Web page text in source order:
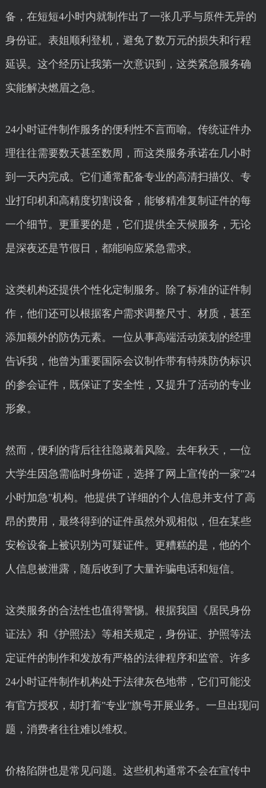
备，在短短4小时内就制作出了一张几乎与原件无异的
身份证。表姐顺利登机，避免了数万元的损失和行程
延误。这个经历让我第一次意识到，这类紧急服务确
实能解决燃眉之急。
24小时证件制作服务的便利性不言而喻。传统证件办
理往往需要数天甚至数周，而这类服务承诺在几小时
到一天内完成。它们通常配备专业的高清扫描仪、专
业打印机和高精度切割设备，能够精准复制证件的每
一个细节。更重要的是，它们提供全天候服务，无论
是深夜还是节假日，都能响应紧急需求。
这类机构还提供个性化定制服务。除了标准的证件制
作，他们还可以根据客户需求调整尺寸、材质，甚至
添加额外的防伪元素。一位从事高端活动策划的经理
告诉我，他曾为重要国际会议制作带有特殊防伪标识
的参会证件，既保证了安全性，又提升了活动的专业
形象。
然而，便利的背后往往隐藏着风险。去年秋天，一位
大学生因急需临时身份证，选择了网上宣传的一家"24
小时加急"机构。他提供了详细的个人信息并支付了高
昂的费用，最终得到的证件虽然外观相似，但在某些
安检设备上被识别为可疑证件。更糟糕的是，他的个
人信息被泄露，随后收到了大量诈骗电话和短信。
这类服务的合法性也值得警惕。根据我国《居民身份
证法》和《护照法》等相关规定，身份证、护照等法
定证件的制作和发放有严格的法律程序和监管。许多
24小时证件制作机构处于法律灰色地带，它们可能没
有官方授权，却打着"专业"旗号开展业务。一旦出现问
题，消费者往往难以维权。
价格陷阱也是常见问题。这些机构通常不会在宣传中